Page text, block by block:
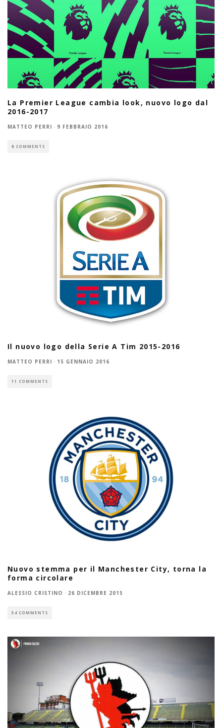
La Premier League cambia look, nuovo logo dal
2016-2017
MATTEO PERRI · 9 FEBBRAIO 2016
8 COMMENTS
Il nuovo logo della Serie A Tim 2015-2016
MATTEO PERRI · 15 GENNAIO 2016
11 COMMENTS
Nuovo stemma per il Manchester City, torna la
forma circolare
ALESSIO CRISTINO · 26 DICEMBRE 2015
34 COMMENTS